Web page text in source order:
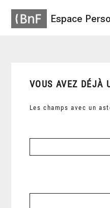
Espace
VOUS AVEZ DÉJÀ
Les champs avec un